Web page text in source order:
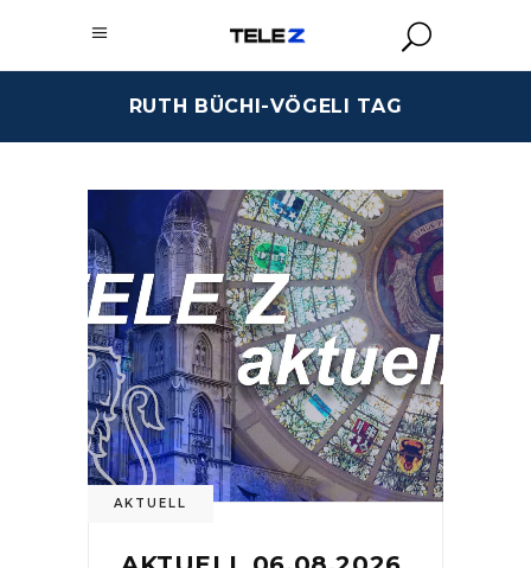
RUTH BÜCHI-VÖGELI TAG
AKTUELL